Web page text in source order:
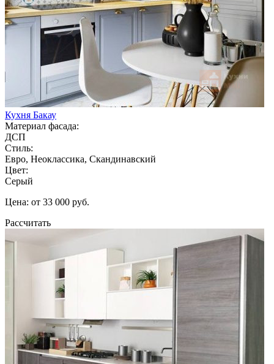
Кухня Бакау
Материал фасада:
ДСП
Стиль:
Евро, Неоклассика, Скандинавский
Цвет:
Серый
Цена: от 33 000 руб.
Рассчитать